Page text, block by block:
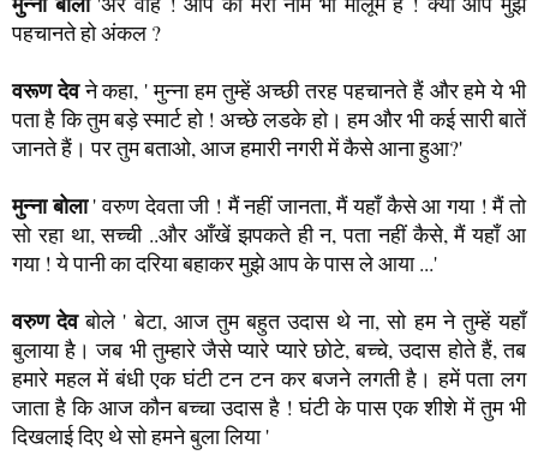
बुलाया है। जब भी तुम्हारे जैसे प्यारे प्यारे छोटे, बच्चे, उदास होते हैं, तब
हमारे महल में बंधी एक घंटी टन टन कर बजने लगती है। हमें पता लग
जाता है कि आज कौन बच्चा उदास है ! घंटी के पास एक शीशे में तुम भी
मुन्ना बोला' वरुण देव, आप को तो सब पता है। आज मेरे बहादुर सिपाही
की टाँग टूट गयी न, उस की टूटी हुई टांग देख, मैं सेड हो गया। आज न मैं
वरुण देव बोले ' मुन्ना हम जानते हैं आप बड़े अच्छे हो। गुड बॉय हो ! अरे
सुनहरी जलपरी। मेरी जादुई छड़ी लाना तो .. मुन्ना तुम चिंता मत करो ! मैं
तुम्हारे सिपाही की टाँग पहले जैसी जोड़ कर उसे बिलकुल ठीक कर दूँगा !
'